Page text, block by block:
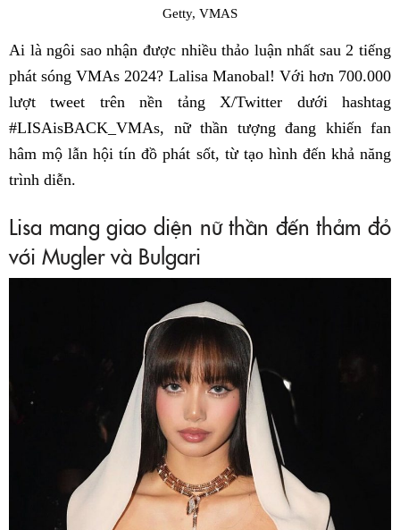
Getty, VMAS
Ai là ngôi sao nhận được nhiều thảo luận nhất sau 2 tiếng
phát sóng VMAs 2024? Lalisa Manobal! Với hơn 700.000
lượt tweet trên nền tảng X/Twitter dưới hashtag
#LISAisBACK_VMAs, nữ thần tượng đang khiến fan
hâm mộ lẫn hội tín đồ phát sốt, từ tạo hình đến khả năng
trình diễn.
Lisa mang giao diện nữ thần đến thảm đỏ
với Mugler và Bulgari